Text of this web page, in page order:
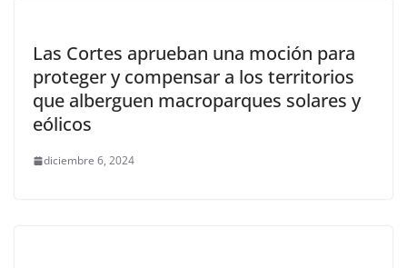
Las Cortes aprueban una moción para
proteger y compensar a los territorios
que alberguen macroparques solares y
eólicos
diciembre 6, 2024